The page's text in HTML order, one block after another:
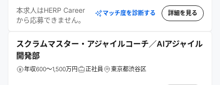
本求人はHERP Career
から応募できません。
マッチ度を診断する 詳細を見る
スクラムマスター・アジャイルコーチ／AIアジャイル
開発部
年収600～1,500万円 正社員 東京都渋谷区